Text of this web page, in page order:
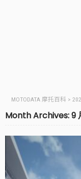
MOTODATA 摩托百科 >
Month Archives: 9